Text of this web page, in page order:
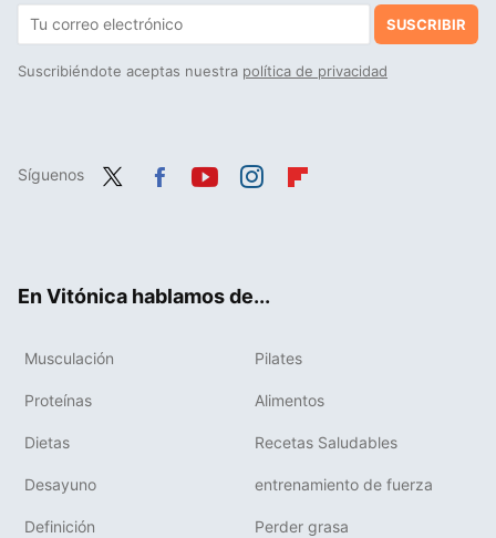
SUSCRIBIR
Suscribiéndote aceptas nuestra política de privacidad
Síguenos
En Vitónica hablamos de...
Musculación Pilates
Proteínas Alimentos
Dietas Recetas Saludables
Desayuno entrenamiento de fuerza
Definición Perder grasa